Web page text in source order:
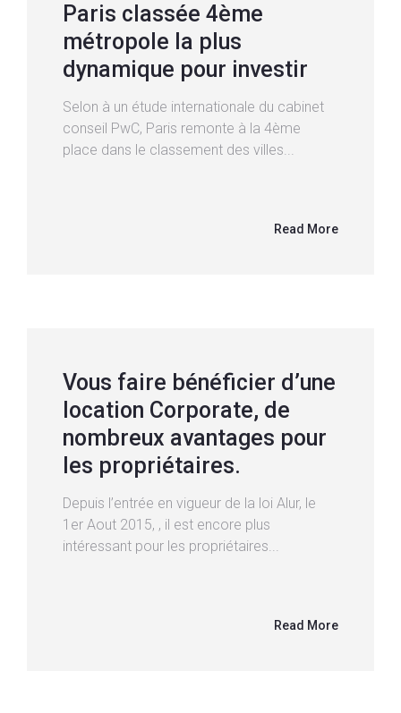
Paris classée 4ème
métropole la plus
dynamique pour investir
Selon à un étude internationale du cabinet
conseil PwC, Paris remonte à la 4ème
place dans le classement des villes...
Read More
Vous faire bénéficier d’une
location Corporate, de
nombreux avantages pour
les propriétaires.
Depuis l’entrée en vigueur de la loi Alur, le
1er Aout 2015, , il est encore plus
intéressant pour les propriétaires...
Read More